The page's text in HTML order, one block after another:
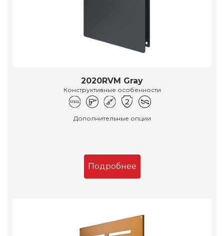
2020RVM Gray
Конструктивные особенности
Дополнительные опции
Подробнее